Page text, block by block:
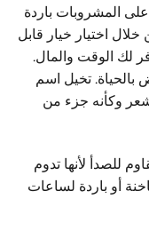
على المشروبات باردة
اختيار خيار قابل
لك الوقت والمال.
بالحياة. تخيل اسم
وكأنه جزء من
للصدأ لأنها تدوم
أو باردة لساعات